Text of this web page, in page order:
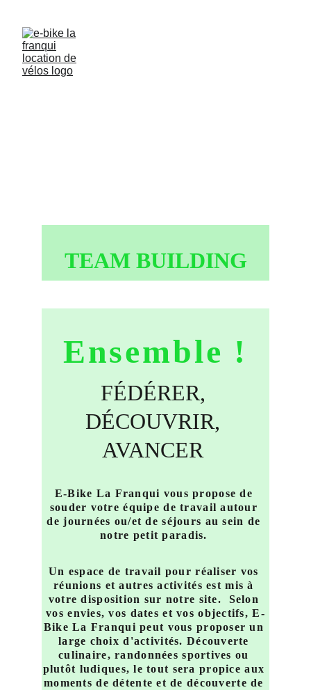
Ensemble !
FÉDÉRER,
DÉCOUVRIR,
AVANCER
E-Bike La Franqui vous propose de
souder votre équipe de travail autour
de journées ou/et de séjours au sein de
notre petit paradis.
Un espace de travail pour réaliser vos
réunions et autres activités est mis à
votre disposition sur notre site.  Selon
vos envies, vos dates et vos objectifs, E-
Bike La Franqui peut vous proposer un
large choix d'activités. Découverte
culinaire, randonnées sportives ou
plutôt ludiques, le tout sera propice aux
moments de détente et de découverte de
TEAM BUILDING